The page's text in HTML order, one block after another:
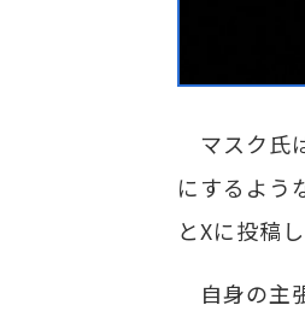
マスク氏
にするよう
とXに投稿し
自身の主